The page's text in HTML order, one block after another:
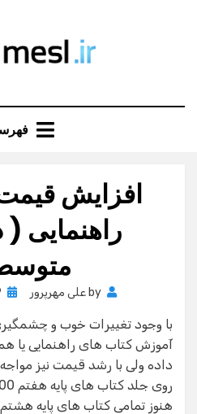
افزایش
راهنمایی (
by علی مهرپرور
با وجود تغییرات خوب و
آموزش کتاب های راهنمایی یا
داده ولی با رشد قیمت نیز
هنوز تمامی کتاب های پایه